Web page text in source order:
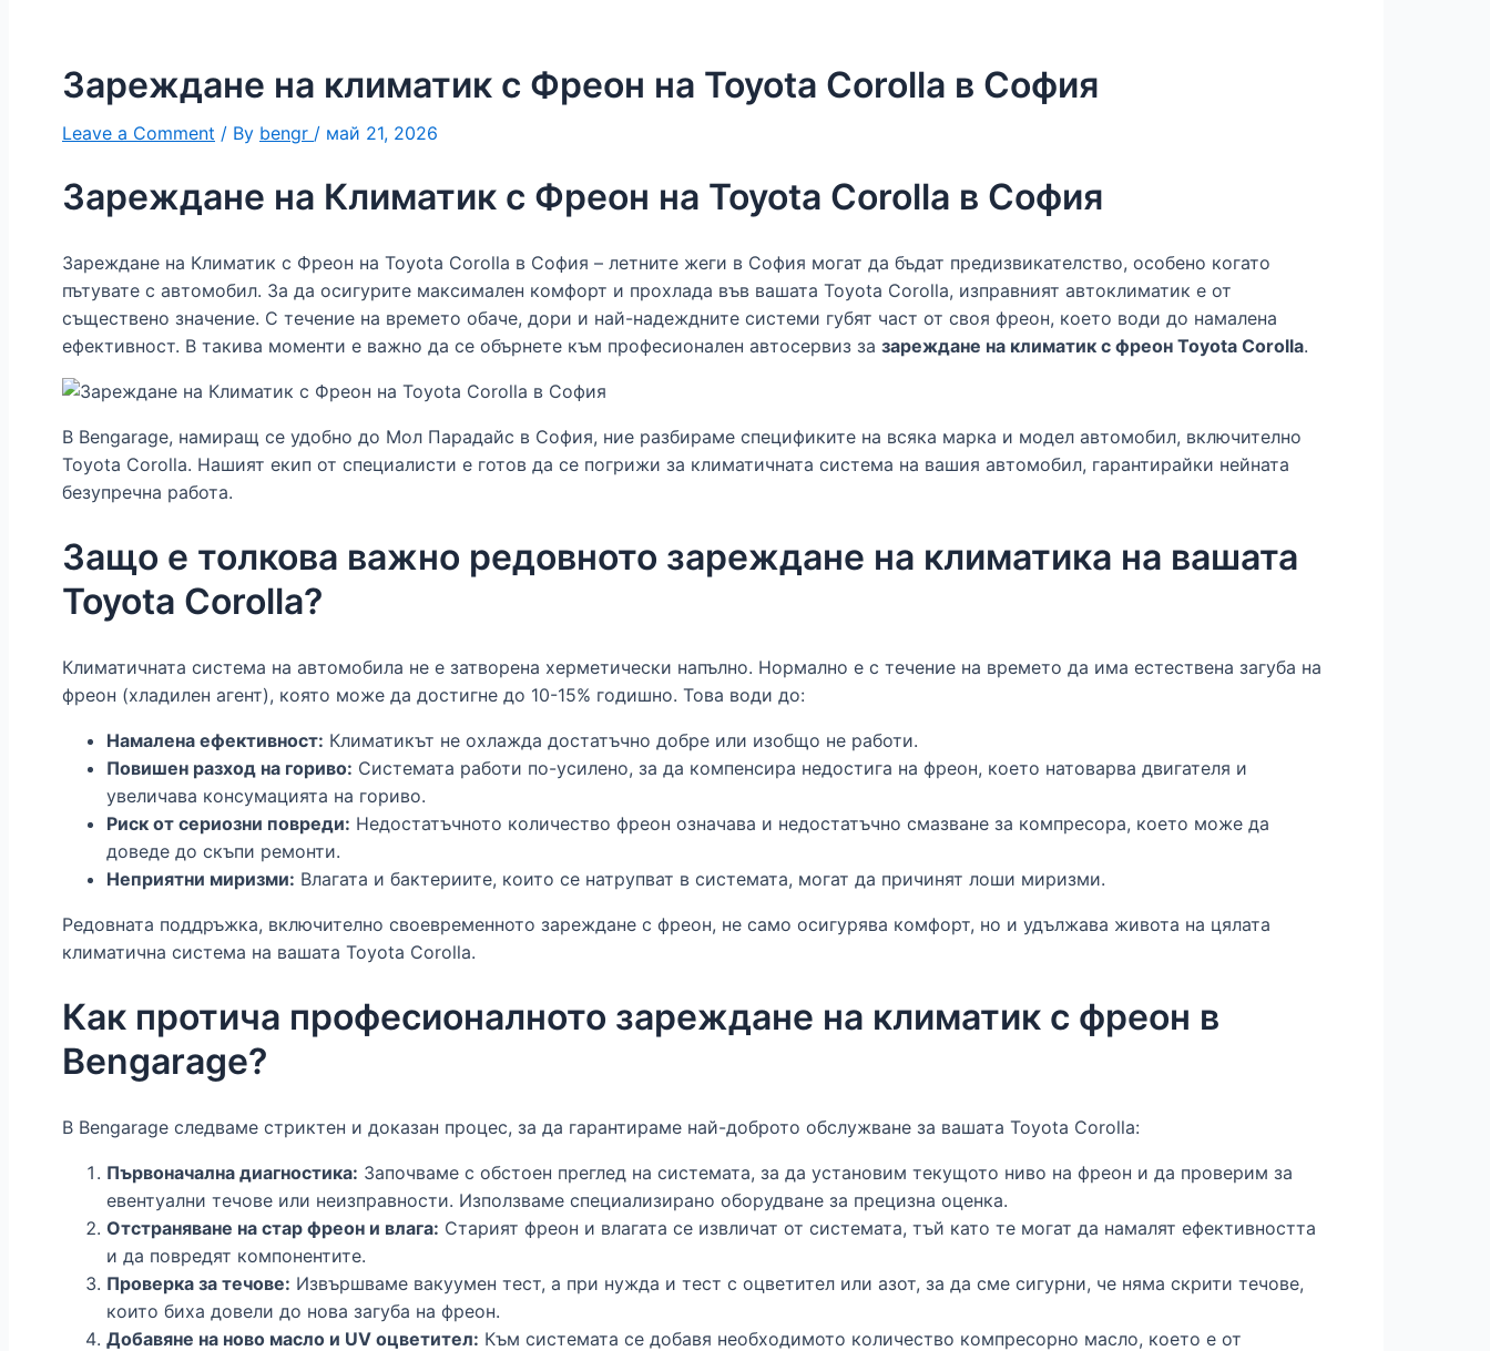
Зареждане на климатик с Фреон на Toyota Corolla в София
Leave a Comment / By bengr / май 21, 2026
Зареждане на Климатик с Фреон на Toyota Corolla в София
Зареждане на Климатик с Фреон на Toyota Corolla в София – летните жеги в София могат да бъдат предизвикателство, особено когато
пътувате с автомобил. За да осигурите максимален комфорт и прохлада във вашата Toyota Corolla, изправният автоклиматик е от
съществено значение. С течение на времето обаче, дори и най-надеждните системи губят част от своя фреон, което води до намалена
ефективност. В такива моменти е важно да се обърнете към професионален автосервиз за зареждане на климатик с фреон Toyota Corolla.
В Bengarage, намиращ се удобно до Мол Парадайс в София, ние разбираме спецификите на всяка марка и модел автомобил, включително
Toyota Corolla. Нашият екип от специалисти е готов да се погрижи за климатичната система на вашия автомобил, гарантирайки нейната
безупречна работа.
Защо е толкова важно редовното зареждане на климатика на вашата
Toyota Corolla?
Климатичната система на автомобила не е затворена херметически напълно. Нормално е с течение на времето да има естествена загуба на
фреон (хладилен агент), която може да достигне до 10-15% годишно. Това води до:
Намалена ефективност: Климатикът не охлажда достатъчно добре или изобщо не работи.
Повишен разход на гориво: Системата работи по-усилено, за да компенсира недостига на фреон, което натоварва двигателя и
увеличава консумацията на гориво.
Риск от сериозни повреди: Недостатъчното количество фреон означава и недостатъчно смазване за компресора, което може да
доведе до скъпи ремонти.
Неприятни миризми: Влагата и бактериите, които се натрупват в системата, могат да причинят лоши миризми.
Редовната поддръжка, включително своевременното зареждане с фреон, не само осигурява комфорт, но и удължава живота на цялата
климатична система на вашата Toyota Corolla.
Как протича професионалното зареждане на климатик с фреон в
Bengarage?
В Bengarage следваме стриктен и доказан процес, за да гарантираме най-доброто обслужване за вашата Toyota Corolla:
Първоначална диагностика: Започваме с обстоен преглед на системата, за да установим текущото ниво на фреон и да проверим за
евентуални течове или неизправности. Използваме специализирано оборудване за прецизна оценка.
Отстраняване на стар фреон и влага: Старият фреон и влагата се извличат от системата, тъй като те могат да намалят ефективността
и да повредят компонентите.
Проверка за течове: Извършваме вакуумен тест, а при нужда и тест с оцветител или азот, за да сме сигурни, че няма скрити течове,
които биха довели до нова загуба на фреон.
Добавяне на ново масло и UV оцветител: Към системата се добавя необходимото количество компресорно масло, което е от